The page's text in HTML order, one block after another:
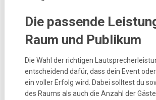
Die passende
Raum und Publikum
Die Wahl der richtigen
entscheidend dafür, dass dein Event
ein voller Erfolg wird. Dabei solltest du
des Raums als auch die Anzahl der Gäste